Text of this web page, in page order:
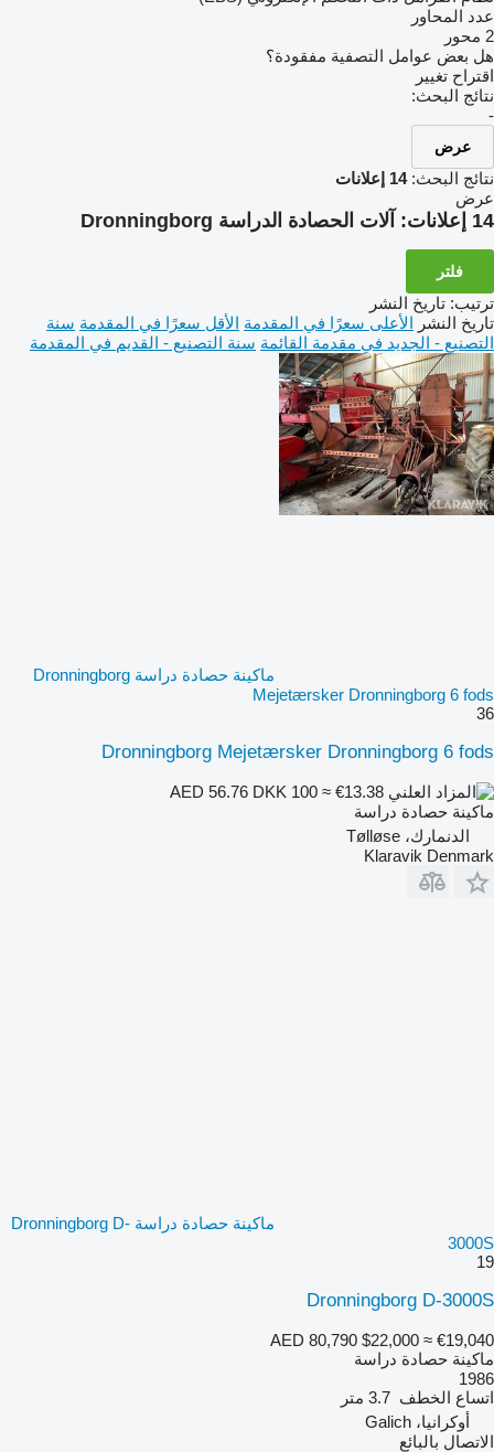
عدد المحاور
2 محور
هل بعض عوامل التصفية مفقودة؟
اقتراح تغيير
نتائج البحث:
-
عرض
نتائج البحث:14 إعلانات
عرض
14 إعلانات: آلات الحصادة الدراسة Dronningborg
فلتر
ترتيب: تاريخ النشر
تاريخ النشر الأعلى سعرًا في المقدمة الأقل سعرًا في المقدمة سنة
التصنيع - الجديد في مقدمة القائمة سنة التصنيع - القديم في المقدمة
ماكينة حصادة دراسة Dronningborg
Mejetærsker Dronningborg 6 fods
36
Dronningborg Mejetærsker Dronningborg 6 fods
DKK 100 ≈ €13.38
ماكينة حصادة دراسة
الدنمارك، Tølløse
Klaravik Denmark
ماكينة حصادة دراسة Dronningborg D-
3000S
19
Dronningborg D-3000S
AED 80,790 $22,000 ≈ €19,040
ماكينة حصادة دراسة
1986
اتساع الخطف 3.7 متر
أوكرانيا، Galich
الاتصال بالبائع